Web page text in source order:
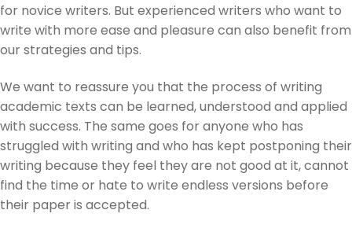
for novice writers. But experienced writers who want to
write with more ease and pleasure can also benefit from
our strategies and tips.
We want to reassure you that the process of writing
academic texts can be learned, understood and applied
with success. The same goes for anyone who has
struggled with writing and who has kept postponing their
writing because they feel they are not good at it, cannot
find the time or hate to write endless versions before
their paper is accepted.